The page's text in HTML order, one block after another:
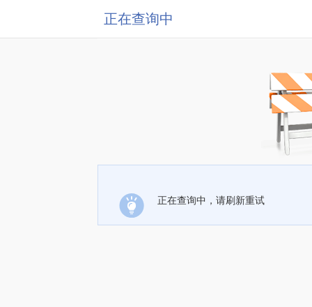
正在查询中
正在查询中，请刷新重试